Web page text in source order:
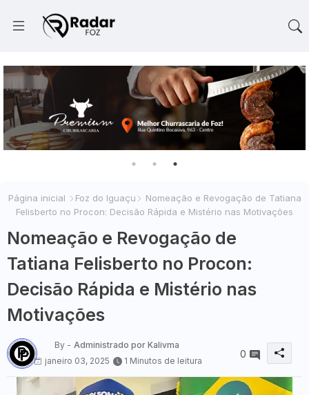
Página inicial Foz do Iguaçu
Nomeação e Revogação de Tatiana
Felisberto no Procon: Decisão Rápida e Mistério nas Motivações
Nomeação e Revogação de
Tatiana Felisberto no Procon:
Decisão Rápida e Mistério nas
Motivações
By - Administrado por Kalivma
janeiro 03, 2025
1 Minutos de leitura
0